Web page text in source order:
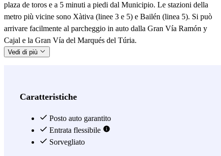
plaza de toros e a 5 minuti a piedi dal Municipio. Le stazioni della
metro più vicine sono Xàtiva (linee 3 e 5) e Bailén (linea 5). Si può
arrivare facilmente al parcheggio in auto dalla Gran Vía Ramón y
Cajal e la Gran Vía del Marqués del Túria.
Vedi di più
Caratteristiche
Posto auto garantito
Entrata flessibile
Sorvegliato